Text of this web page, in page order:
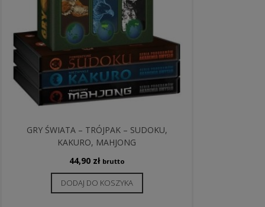
GRY ŚWIATA – TRÓJPAK – SUDOKU,
KAKURO, MAHJONG
44,90 zł brutto
DODAJ DO KOSZYKA